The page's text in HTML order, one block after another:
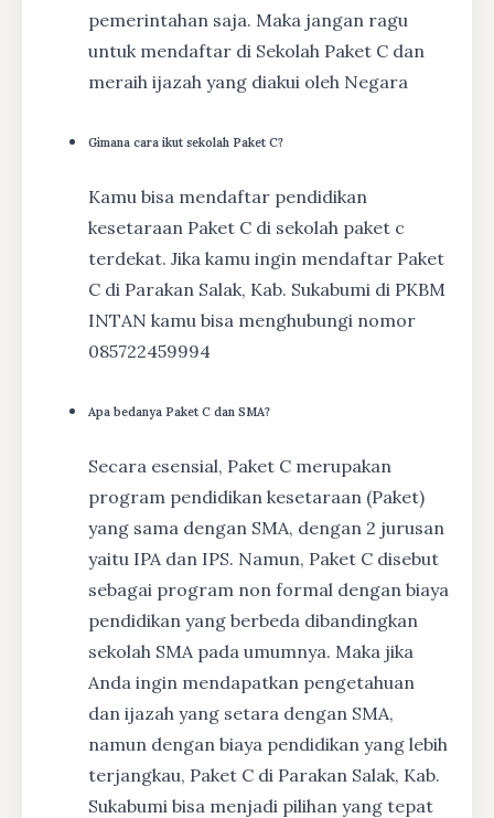
pemerintahan saja. Maka jangan ragu
untuk mendaftar di Sekolah Paket C dan
meraih ijazah yang diakui oleh Negara
Gimana cara ikut sekolah Paket C?
Kamu bisa mendaftar pendidikan
kesetaraan Paket C di sekolah paket c
terdekat. Jika kamu ingin mendaftar Paket
C di Parakan Salak, Kab. Sukabumi di PKBM
INTAN kamu bisa menghubungi nomor
085722459994
Apa bedanya Paket C dan SMA?
Secara esensial, Paket C merupakan
program pendidikan kesetaraan (Paket)
yang sama dengan SMA, dengan 2 jurusan
yaitu IPA dan IPS. Namun, Paket C disebut
sebagai program non formal dengan biaya
pendidikan yang berbeda dibandingkan
sekolah SMA pada umumnya. Maka jika
Anda ingin mendapatkan pengetahuan
dan ijazah yang setara dengan SMA,
namun dengan biaya pendidikan yang lebih
terjangkau, Paket C di Parakan Salak, Kab.
Sukabumi bisa menjadi pilihan yang tepat